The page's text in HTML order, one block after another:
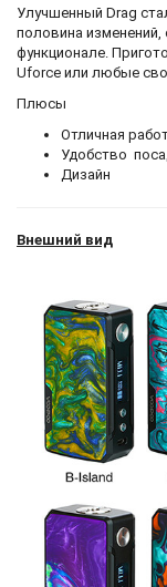
Улучшенный Drag
половина
функционале.
Uforce или любые
Плюсы
Отличная
Удобство
Дизайн
Внешний вид